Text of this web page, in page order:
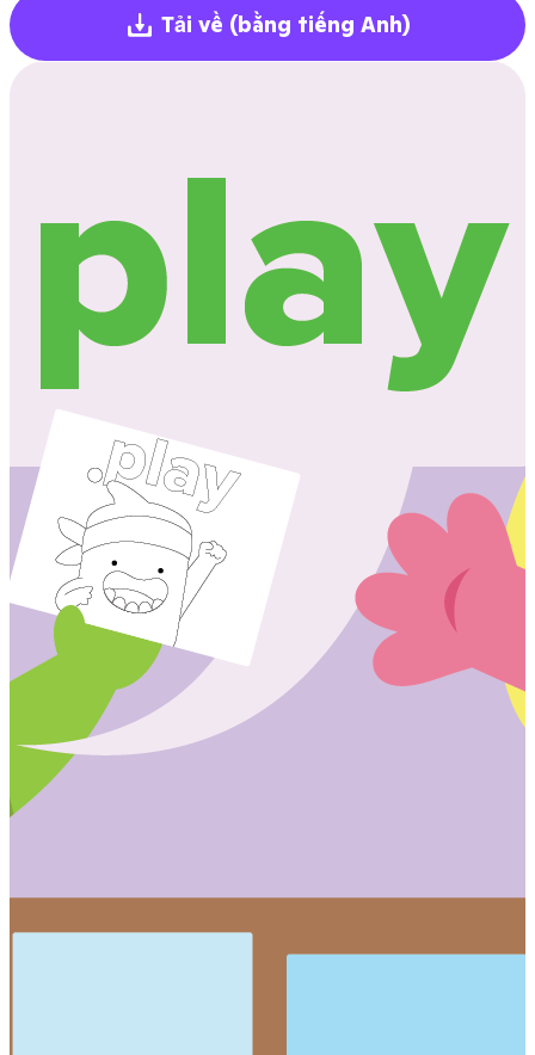
Tải về (bằng tiếng Anh)